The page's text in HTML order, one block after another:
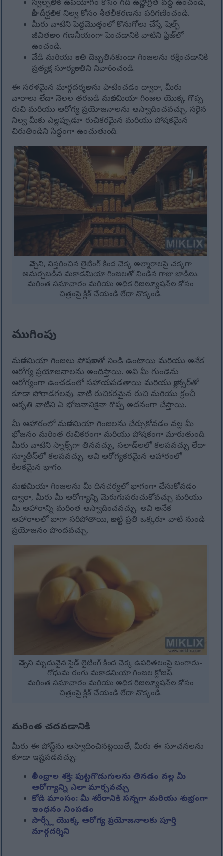
స్వల్పకాలిక ఉపయోగం కోసం గది ఉష్ణోగ్రత వద్ద ఉంచండి,
కానీ దీర్ఘకాలిక నిల్వ కోసం శీతలీకరణను పరిగణించండి.
మీరు వాటిని పెద్దమొత్తంలో కొనుగోలు చేస్తే, షెల్ఫ్
జీవితకాలం గణనీయంగా పెంచడానికి వాటిని ఫ్రిజ్‌లో
ఉంచండి.
వేడి మరియు కాంతి దెబ్బతినకుండా గింజలను రక్షించడానికి
ప్రత్యక్ష సూర్యకాంతిని నివారించండి.
ఈ సరళమైన మార్గదర్శకాలను పాటించడం ద్వారా, మీరు
వారాలు లేదా నెలల తరబడి మకాడమియా గింజల యొక్క గొప్ప
రుచి మరియు ఆరోగ్య ప్రయోజనాలను ఆస్వాదించవచ్చు. సరైన
నిల్వ మీకు ఎల్లప్పుడూ రుచికరమైన మరియు పోషకమైన
చిరుతిండిని సిద్ధంగా ఉంచుతుంది.
వెచ్చని, విస్తరించిన లైటింగ్ కింద చెక్క అల్మారాలపై చక్కగా
అమర్చబడిన మకాడమియా గింజలతో నిండిన గాజు జాడిలు.
మరింత సమాచారం మరియు అధిక రిజల్యూషన్‌ల కోసం
చిత్రంపై క్లిక్ చేయండి లేదా నొక్కండి.
ముగింపు
మకాడమియా గింజలు పోషకాలతో నిండి ఉంటాయి మరియు అనేక
ఆరోగ్య ప్రయోజనాలను అందిస్తాయి. అవి మీ గుండెను
ఆరోగ్యంగా ఉంచడంలో సహాయపడతాయి మరియు క్యాన్సర్‌తో
కూడా పోరాడగలవు. వాటి రుచికరమైన రుచి మరియు క్రంచీ
ఆకృతి వాటిని ఏ భోజనానికైనా గొప్ప అదనంగా చేస్తాయి.
మీ ఆహారంలో మకాడమియా గింజలను చేర్చుకోవడం వల్ల మీ
భోజనం మరింత రుచికరంగా మరియు పోషకంగా మారుతుంది.
మీరు వాటిని స్నాక్స్‌గా తినవచ్చు, సలాడ్‌లలో కలపవచ్చు లేదా
స్మూతీస్‌లో కలపవచ్చు. అవి ఆరోగ్యకరమైన ఆహారంలో
కీలకమైన భాగం.
మకాడమియా గింజలను మీ దినచర్యలో భాగంగా చేసుకోవడం
ద్వారా, మీరు మీ ఆరోగ్యాన్ని మెరుగుపరుచుకోవచ్చు మరియు
మీ ఆహారాన్ని మరింత ఆస్వాదించవచ్చు. అవి అనేక
ఆహారాలలో బాగా సరిపోతాయి, కాబట్టి ప్రతి ఒక్కరూ వాటి నుండి
ప్రయోజనం పొందవచ్చు.
వెచ్చని మృదువైన సైడ్ లైటింగ్ కింద చెక్క ఉపరితలంపై బంగారు-
గోధుమ రంగు మకాడమియా గింజల క్లోజప్.
మరింత సమాచారం మరియు అధిక రిజల్యూషన్‌ల కోసం
చిత్రంపై క్లిక్ చేయండి లేదా నొక్కండి.
మరింత చదవడానికి
మీరు ఈ పోస్ట్‌ను ఆస్వాదించినట్లయితే, మీరు ఈ సూచనలను
కూడా ఇష్టపడవచ్చు:
శిలీంధ్రాల శక్తి: పుట్టగొడుగులను తినడం వల్ల మీ
ఆరోగ్యాన్ని ఎలా మార్చవచ్చు
కోడి మాంసం: మీ శరీరానికి సన్నగా మరియు శుభ్రంగా
ఇంధనం నింపడం
పార్స్లీ యొక్క ఆరోగ్య ప్రయోజనాలకు పూర్తి
మార్గదర్శిని